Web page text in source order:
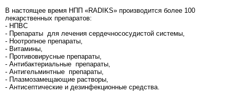
В настоящее время НПП «RADIKS» производится более 100
лекарственных препаратов:
- НПВС
- Препараты для лечения сердечнососудистой системы,
- Ноотропное препараты,
- Витамины,
- Противовирусные препараты,
- Антибактериальные препараты,
- Антигельминтные препараты,
- Плазмозамещающие растворы,
- Антисептические и дезинфекционные средства.